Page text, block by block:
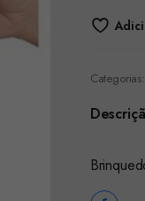
Categorias: